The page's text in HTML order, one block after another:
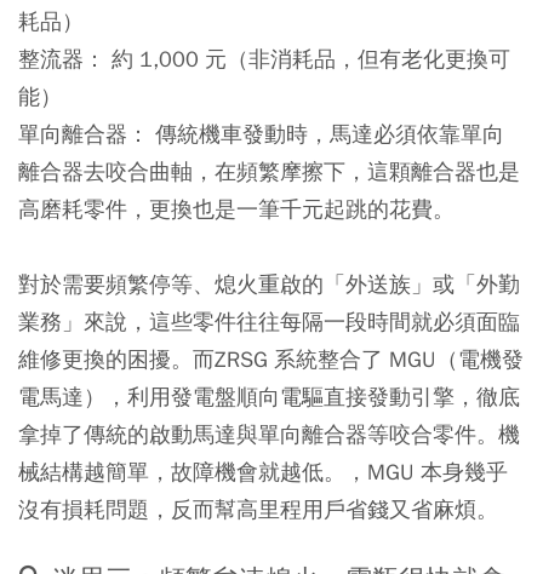
耗品）
整流器： 約 1,000 元（非消耗品，但有老化更換可
能）
單向離合器： 傳統機車發動時，馬達必須依靠單向
離合器去咬合曲軸，在頻繁摩擦下，這顆離合器也是
高磨耗零件，更換也是一筆千元起跳的花費。
對於需要頻繁停等、熄火重啟的「外送族」或「外勤
業務」來說，這些零件往往每隔一段時間就必須面臨
維修更換的困擾。而ZRSG 系統整合了 MGU（電機發
電馬達），利用發電盤順向電驅直接發動引擎，徹底
拿掉了傳統的啟動馬達與單向離合器等咬合零件。機
械結構越簡單，故障機會就越低。，MGU 本身幾乎
沒有損耗問題，反而幫高里程用戶省錢又省麻煩。